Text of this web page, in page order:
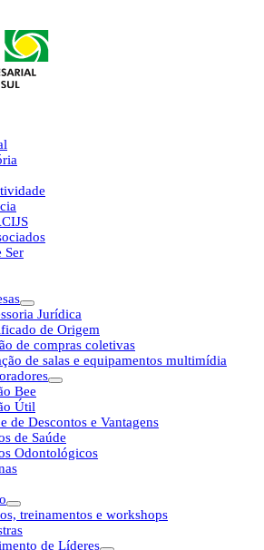
Ser
Jurídica
de Origem
de compras coletivas
de salas e equipamentos multimídia
Bee
Útil
de Descontos e Vantagens
de Saúde
Odontológicos
treinamentos e workshops
de Líderes